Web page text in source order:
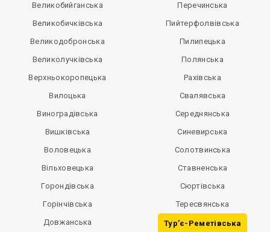
Великобийганська
Великобичківська
Великодобронська
Великолучківська
Верхньокоропецька
Вилоцька
Виноградівська
Вишківська
Воловецька
Вільховецька
Горондівська
Горінчівська
Довжанська
Перечинська
Пийтерфолвівська
Пилипецька
Полянська
Рахівська
Свалявська
Середнянська
Синевирська
Солотвинська
Ставненська
Сюртівська
Тересвянська
Тур’є-Реметівська